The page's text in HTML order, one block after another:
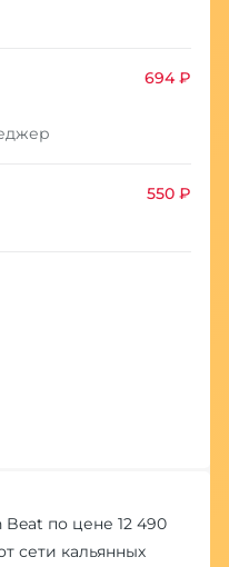
694 ₽
550 ₽
по цене 12 490
сети кальянных